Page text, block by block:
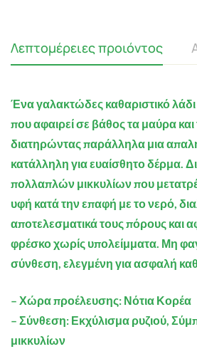
Λεπτομέρειες προιόντος
Ένα γαλακτώδες καθαριστικό λάδι
που αφαιρεί σε βάθος τα μαύρα και
διατηρώντας παράλληλα μια
κατάλληλη για ευαίσθητο δέρμα.
πολλαπλών μικκυλίων που
υφή κατά την επαφή με το νερό,
αποτελεσματικά τους πόρους και
φρέσκο ​​χωρίς υπολείμματα. Μη
σύνθεση, ελεγμένη για ασφαλή
– Χώρα προέλευσης: Νότια Κορέα
– Σύνθεση: Εκχύλισμα ρυζιού,
μικκυλίων